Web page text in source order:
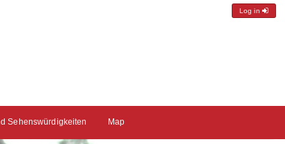
Log in
Sehenswürdigkeiten Map